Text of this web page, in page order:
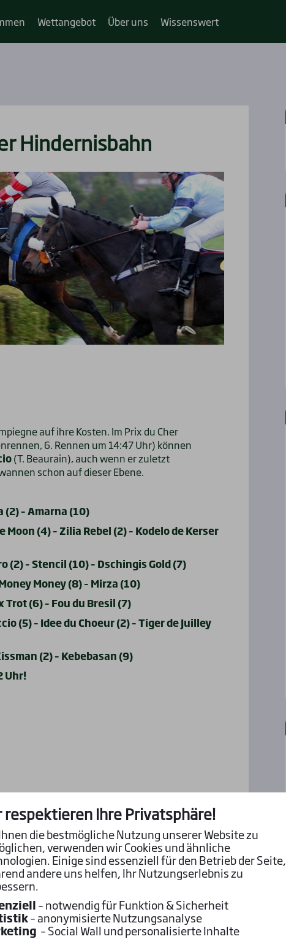
Wett­an­ge­bot Über uns Wis­sens­wert
Hin­der­nis­bahn
auf ihre Kosten. Im Prix du Cher
6. Rennen um 14:47 Uhr) können
(T. Beaurain), auch wenn er zuletzt
schon auf dieser Ebene.
(2) – Amarna (10)
(4) – Zilia Rebel (2) – Kodelo de Kerser
(2) – Stencil (10) – Dschingis Gold (7)
Money (8) – Mirza (10)
Trot (6) – Fou du Bresil (7)
(5) – Idee du Choeur (2) – Tiger de Juilley
(2) – Kebebasan (9)
Uhr!
respektieren Ihre Privatsphäre!
die bestmögliche Nutzung unserer Website zu
verwenden wir Cookies und ähnliche
Einige sind essenziell für den Betrieb der Seite,
andere uns helfen, Ihr Nutzungserlebnis zu
– notwendig für Funktion & Sicherheit
– anonymisierte Nutzungsanalyse
– Social Wall und personalisierte Inhalte